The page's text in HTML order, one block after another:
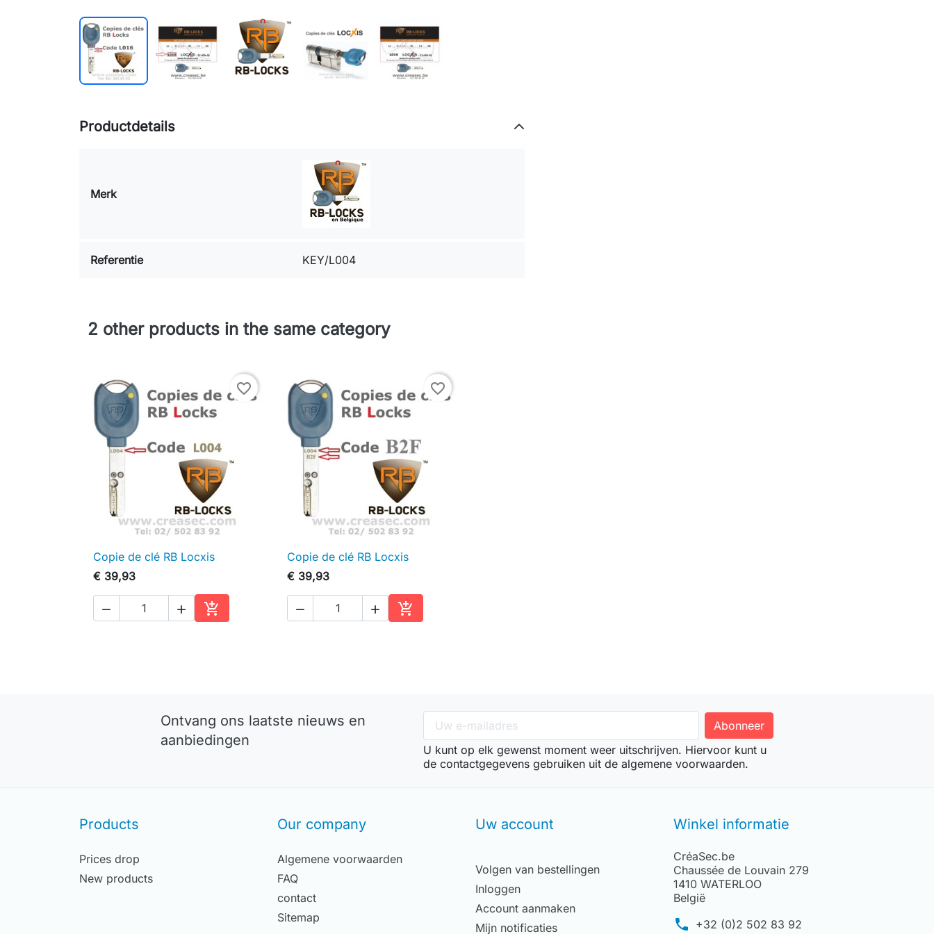
Productdetails
Merk
Referentie KEY/L004
2 other products in the same category
favorite_border
 Snel bekijken
Copie de clé RB Locxis
€ 39,93
  
In winkelwagen
favorite_border
 Snel bekijken
Copie de clé RB Locxis
€ 39,93
  
In winkelwagen
Ontvang ons laatste nieuws en
aanbiedingen
U kunt op elk gewenst moment weer uitschrijven. Hiervoor kunt u
de contactgegevens gebruiken uit de algemene voorwaarden.
Products
Prices drop
New products
Our company
Algemene voorwaarden
FAQ
contact
Sitemap
Uw account
Volgen van bestellingen
Inloggen
Account aanmaken
Mijn notificaties
Winkel informatie
CréaSec.be
Chaussée de Louvain 279
1410 WATERLOO
België
phone +32 (0)2 502 83 92